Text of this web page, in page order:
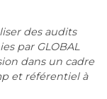
des audits
par GLOBAL
dans un cadre
et référentiel à